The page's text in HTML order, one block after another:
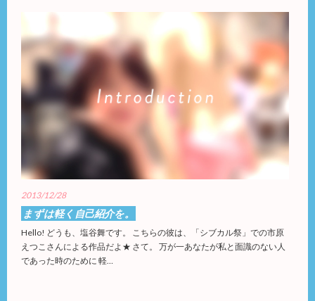
2013/12/28
まずは軽く自己紹介を。
Hello! どうも、塩谷舞です。 こちらの彼は、「シブカル祭」での市原
えつこさんによる作品だよ★ さて。 万が一あなたが私と面識のない人
であった時のために 軽…